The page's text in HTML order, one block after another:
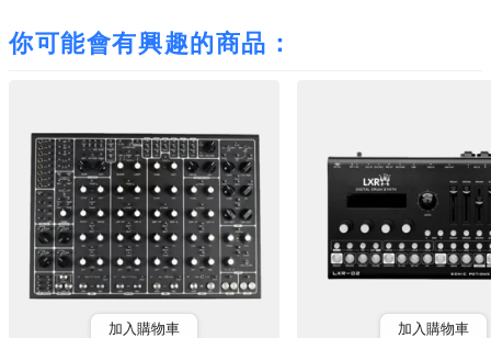
你可能會有興趣的商品：
加入購物車 加入購物車